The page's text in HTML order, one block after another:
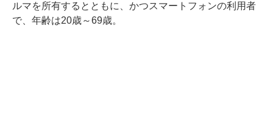
ルマを所有するとともに、かつスマートフォンの利用者
で、年齢は20歳～69歳。